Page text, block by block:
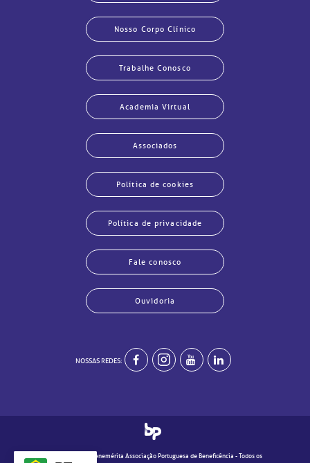
Nosso Corpo Clínico
Trabalhe Conosco
Academia Virtual
Associados
Política de cookies
Política de privacidade
Fale conosco
Ouvidoria
NOSSAS REDES:
© 2020 - Real e Benemérita Associação Portuguesa de Beneficência - Todos os